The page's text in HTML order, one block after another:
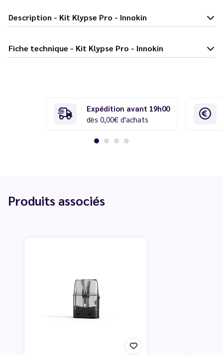
Description - Kit Klypse Pro - Innokin
Fiche technique - Kit Klypse Pro - Innokin
Expédition avant 19h00
dès 0,00€ d'achats
Produits associés